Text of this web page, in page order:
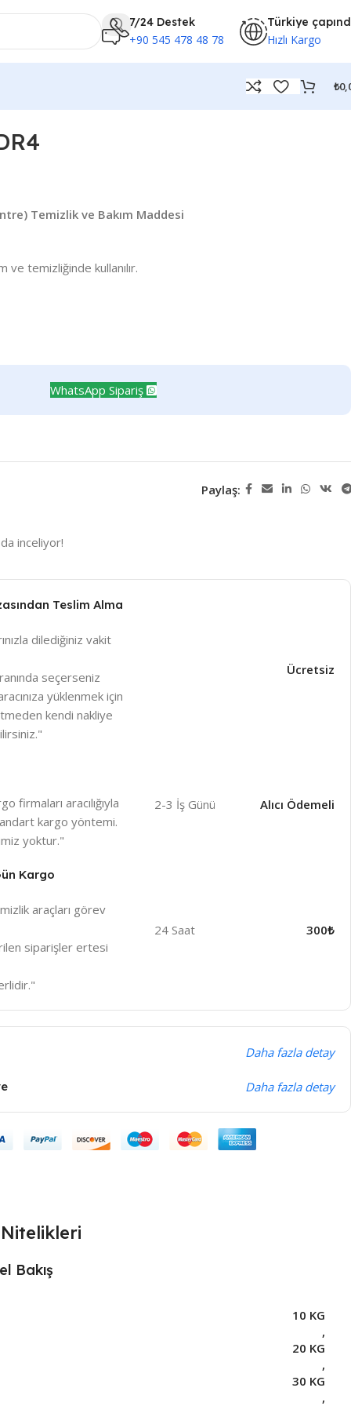
7/24 Destek
+90 545 478 48 78
Türkiye
Hızlı Kargo
₺
Temizlik ve Bakım Maddesi
ve temizliğinde kullanılır.
WhatsApp Sipariş
Paylaş:
inceliyor!
Teslim Alma
dilediğiniz vakit
seçerseniz
yüklenmek için
kendi nakliye
Ücretsiz
firmaları aracılığıyla
kargo yöntemi.
yoktur."
2-3 İş Günü Alıcı Ödemeli
Kargo
araçları görev
siparişler ertesi
24 Saat 300₺
Daha fazla detay
Daha fazla detay
Bakış
10 KG
,
20 KG
,
30 KG
,